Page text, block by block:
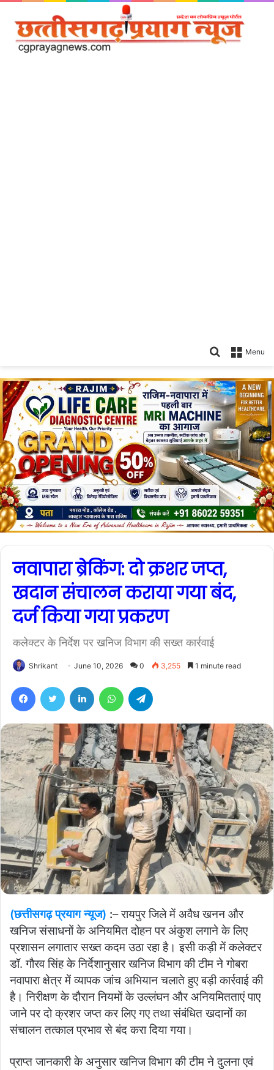
Menu
Search
नवापारा ब्रेकिंग: दो क्रशर जप्त,
खदान संचालन कराया गया बंद,
दर्ज किया गया प्रकरण
कलेक्टर के निर्देश पर खनिज विभाग की सख्त कार्रवाई
Shrikant June 10, 2026 0 3,255 1 minute read
(छत्तीसगढ़ प्रयाग न्यूज) :– रायपुर जिले में अवैध खनन और
खनिज संसाधनों के अनियमित दोहन पर अंकुश लगाने के लिए
प्रशासन लगातार सख्त कदम उठा रहा है। इसी कड़ी में कलेक्टर
डॉ. गौरव सिंह के निर्देशानुसार खनिज विभाग की टीम ने गोबरा
नवापारा क्षेत्र में व्यापक जांच अभियान चलाते हुए बड़ी कार्रवाई की
है। निरीक्षण के दौरान नियमों के उल्लंघन और अनियमितताएं पाए
जाने पर दो क्रशर जप्त कर लिए गए तथा संबंधित खदानों का
संचालन तत्काल प्रभाव से बंद करा दिया गया।
प्राप्त जानकारी के अनुसार खनिज विभाग की टीम ने दुलना एवं